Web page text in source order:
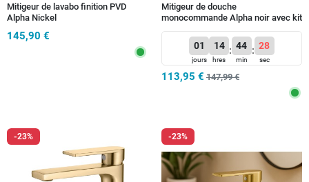
Mitigeur de lavabo finition PVD
Alpha Nickel
145,90 €
Mitigeur de douche
monocommande Alpha noir avec kit
(douchette, flexible et support)
01
jours
14
hres
: 44
min
: 26
sec
113,95 € 147,99 €
-23% -23%